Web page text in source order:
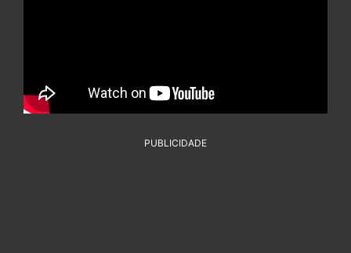
PUBLICIDADE